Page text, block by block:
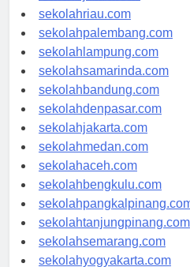
sekolahjambi.com
sekolahriau.com
sekolahpalembang.com
sekolahlampung.com
sekolahsamarinda.com
sekolahbandung.com
sekolahdenpasar.com
sekolahjakarta.com
sekolahmedan.com
sekolahaceh.com
sekolahbengkulu.com
sekolahpangkalpinang.com
sekolahtanjungpinang.com
sekolahsemarang.com